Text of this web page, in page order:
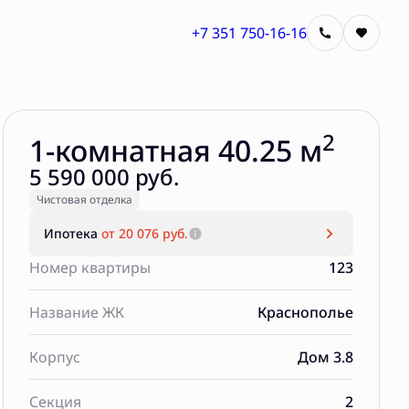
+7 351 750-16-16
Забронировать
1-комнатная 40.25 м2
5 590 000 руб.
Чистовая отделка
Ипотека от 20 076 руб.
Номер квартиры 123
Название ЖК Краснополье
Корпус Дом 3.8
Секция 2